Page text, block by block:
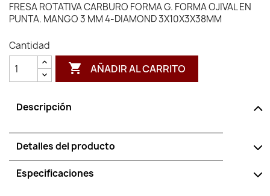
FRESA ROTATIVA CARBURO FORMA G. FORMA OJIVAL EN
PUNTA. MANGO 3 MM 4-DIAMOND 3X10X3X38MM
Cantidad
 AÑADIR AL CARRITO
Descripción
Detalles del producto
Especificaciones